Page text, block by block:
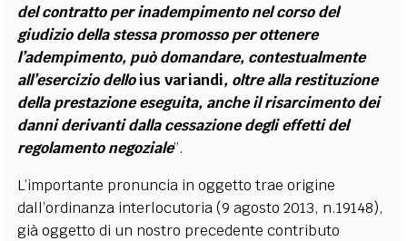
del contratto per inadempimento nel corso del
giudizio della stessa promosso per ottenere
l’adempimento, può domandare, contestualmente
all’esercizio delloius variandi, oltre alla restituzione
della prestazione eseguita, anche il risarcimento dei
danni derivanti dalla cessazione degli effetti del
regolamento negoziale”.
L’importante pronuncia in oggetto trae origine
dall’ordinanza interlocutoria (9 agosto 2013, n.19148),
già oggetto di un nostro precedente contributo